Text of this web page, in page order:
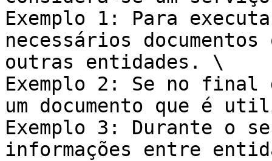
Exemplo 1: Para
necessários
outras entidades. \
Exemplo 2: Se no
um documento que é
Exemplo 3: Durante o
informações entre